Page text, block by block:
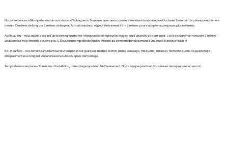
Nous intervenons à Montpellier depuis nos stocks d'Aubagne ou Toulouse, avec une couverture étendue à toute la région Occitanie. Un terrain de pétanque éphémère
mesure 10 mètres de long par 2 mètres de large au format standard, et peut être ramené à 8 × 2 mètres pour s'adapter aux espaces plus restreints.
Accès au lieu — nous avons besoin d'un ascenseur ou monte-charge accessible pour les étages, ou d'un accès de plain-pied. Les bois du terrain mesurent 2 mètres :
un ascenseur trop étroit ne passera pas. L'Écusson montpelliérain (ruelles étroites du centre médiéval) demande une étude d'accès préalable.
Sol et surface — nos terrains s'installent sur tout sol plat et dur (parquet, marbre, béton, pierre, carrelage, moquette, terrasse). Notre moquette de jeu protège
intégralement le sol original. Aucune trace ne subsiste après démontage.
Temps de mise en place — 15 minutes d'installation, démontage rapide en fin d'événement. Notre équipe gère tout, vous n'avez rien à préparer en amont.